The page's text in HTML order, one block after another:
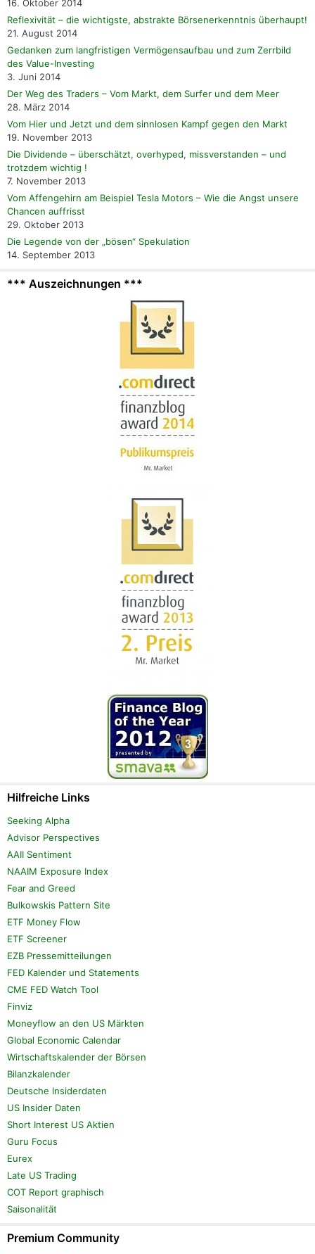
16. Oktober 2014
Reflexivität – die wichtigste, abstrakte Börsenerkenntnis überhaupt!
21. August 2014
Gedanken zum langfristigen Vermögensaufbau und zum Zerrbild
des Value-Investing
3. Juni 2014
Der Weg des Traders – Vom Markt, dem Surfer und dem Meer
28. März 2014
Vom Hier und Jetzt und dem sinnlosen Kampf gegen den Markt
19. November 2013
Die Dividende – überschätzt, overhyped, missverstanden – und
trotzdem wichtig !
7. November 2013
Vom Affengehirn am Beispiel Tesla Motors – Wie die Angst unsere
Chancen auffrisst
29. Oktober 2013
Die Legende von der „bösen“ Spekulation
14. September 2013
*** Auszeichnungen ***
Hilfreiche Links
Seeking Alpha
Advisor Perspectives
AAII Sentiment
NAAIM Exposure Index
Fear and Greed
Bulkowskis Pattern Site
ETF Money Flow
ETF Screener
EZB Pressemitteilungen
FED Kalender und Statements
CME FED Watch Tool
Finviz
Moneyflow an den US Märkten
Global Economic Calendar
Wirtschaftskalender der Börsen
Bilanzkalender
Deutsche Insiderdaten
US Insider Daten
Short Interest US Aktien
Guru Focus
Eurex
Late US Trading
COT Report graphisch
Saisonalität
Premium Community